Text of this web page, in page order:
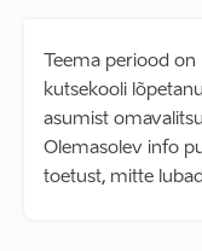
Teema periood on
kutsekooli
asumist
Olemasolev info
toetust, mitte